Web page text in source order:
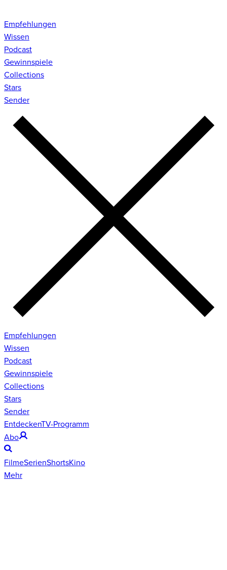
Empfehlungen
Wissen
Podcast
Gewinnspiele
Collections
Stars
Sender
Empfehlungen
Wissen
Podcast
Gewinnspiele
Collections
Stars
Sender
EntdeckenTV-Programm
Abo
FilmeSerienShortsKino
Mehr